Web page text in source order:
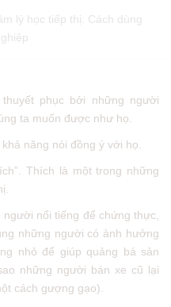
lý học tiếp thị: Cách dùng
phục bởi những người
ta muốn được như họ.
năng nói đồng ý với họ.
Thích là một trong những
nổi tiếng để chứng thực,
những người có ảnh hưởng
nhỏ để giúp quảng bá sản
những người bán xe cũ lại
cách gượng gạo).